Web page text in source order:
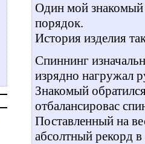
Один мой знакомый
порядок.
История изделия
Спиннинг
изрядно нагружал
Знакомый
отбалансировас
Поставленный на
абсолтный рекорд в